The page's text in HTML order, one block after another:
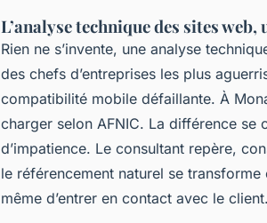
L’analyse technique des sites web,
Rien ne s’invente, une analyse
des chefs d’entreprises les plus
compatibilité mobile défaillante. À
charger selon AFNIC. La différence se
d’impatience. Le consultant repère,
le référencement naturel se
même d’entrer en contact avec le client.